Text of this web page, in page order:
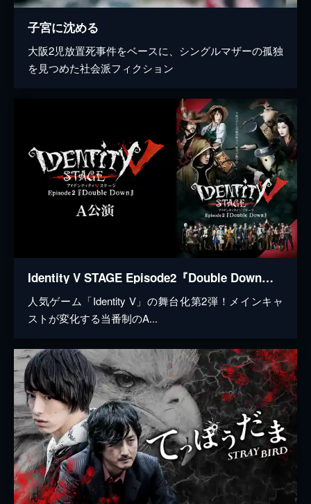
子宮に沈める
大阪2児放置死事件をベースに、シングルマザーの孤独
を見つめた社会派フィクション
Identity V STAGE Episode2『Double Down』A公演
人気ゲーム「Identity V」の舞台化第2弾！メインキャ
ストが変化する当番制のA...